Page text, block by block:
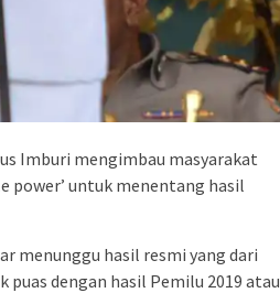
Imburi mengimbau masyarakat
power’ untuk menentang hasil
menunggu hasil resmi yang dari
dengan hasil Pemilu 2019 atau